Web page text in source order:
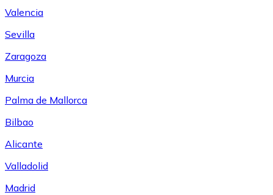
Valencia
Sevilla
Zaragoza
Murcia
Palma de Mallorca
Bilbao
Alicante
Valladolid
Madrid